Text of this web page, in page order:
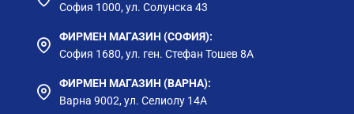
София 1000, ул. Солунска 43
ФИРМЕН МАГАЗИН (СОФИЯ):
София 1680, ул. ген. Стефан Тошев 8А
ФИРМЕН МАГАЗИН (ВАРНА):
Варна 9002, ул. Селиолу 14А